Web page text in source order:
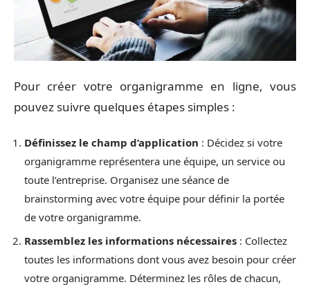
Pour créer votre organigramme en ligne, vous
pouvez suivre quelques étapes simples :
Définissez le champ d’application : Décidez si votre
organigramme représentera une équipe, un service ou
toute l’entreprise. Organisez une séance de
brainstorming avec votre équipe pour définir la portée
de votre organigramme.
Rassemblez les informations nécessaires : Collectez
toutes les informations dont vous avez besoin pour créer
votre organigramme. Déterminez les rôles de chacun,